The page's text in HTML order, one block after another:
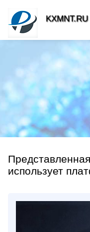
использует
KXMNT.RU